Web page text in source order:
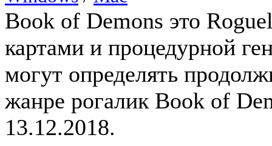
Book of Demons это
картами и процедурной
могут определять
жанре рогалик Book of
13.12.2018.